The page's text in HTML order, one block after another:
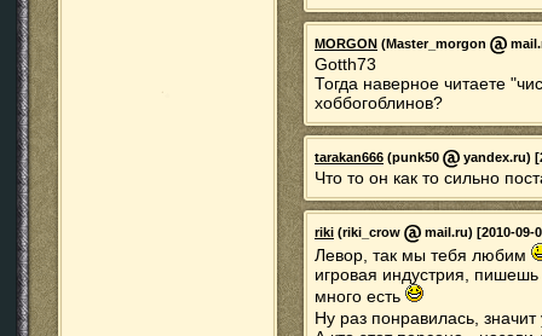
MORGON (Master_morgon
Gotth73
Тогда наверное читаете
хоббогоблинов?
tarakan666 (punk50 yandex.ru)
Что то он как то сильно
riki (riki_crow mail.ru) [2010-09-
Левор, так мы тебя любим
игровая индустрия,
много есть
Ну раз понравилась,